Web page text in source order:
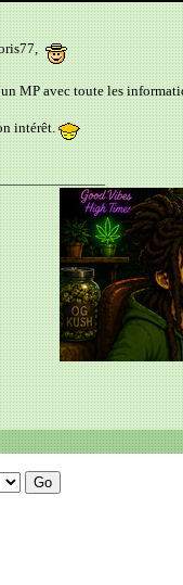
MP avec toute les
intérêt.